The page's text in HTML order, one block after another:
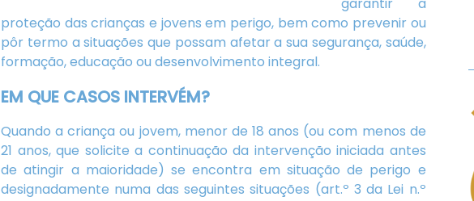
proteção das crianças e jovens em perigo, bem como prevenir ou
pôr termo a situações que possam afetar a sua segurança, saúde,
formação, educação ou desenvolvimento integral.
EM QUE CASOS INTERVÉM?
Quando a criança ou jovem, menor de 18 anos (ou com menos de
21 anos, que solicite a continuação da intervenção iniciada antes
de atingir a maioridade) se encontra em situação de perigo e
designadamente numa das seguintes situações (art.º 3 da Lei n.º